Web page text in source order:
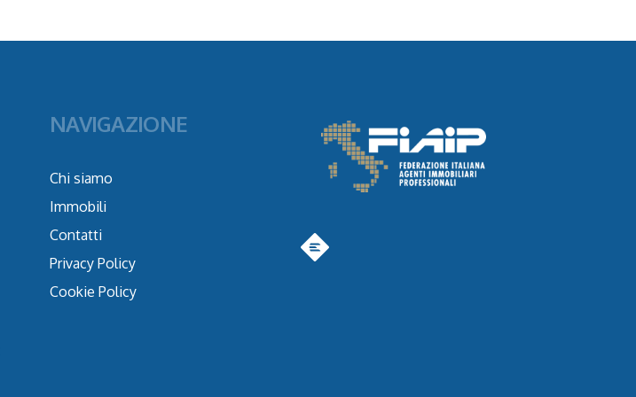
NAVIGAZIONE
Chi siamo
Immobili
Contatti
Privacy Policy
Cookie Policy